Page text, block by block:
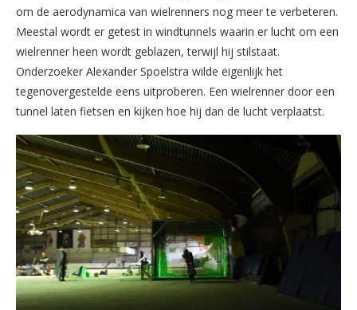
om de aerodynamica van wielrenners nog meer te verbeteren.
Meestal wordt er getest in windtunnels waarin er lucht om een
wielrenner heen wordt geblazen, terwijl hij stilstaat.
Onderzoeker Alexander Spoelstra wilde eigenlijk het
tegenovergestelde eens uitproberen. Een wielrenner door een
tunnel laten fietsen en kijken hoe hij dan de lucht verplaatst.